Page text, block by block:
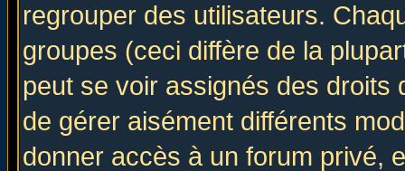
regrouper des utilisateurs.
groupes (ceci diffère de la
peut se voir assignés des
de gérer aisément différents
donner accès à un forum privé,